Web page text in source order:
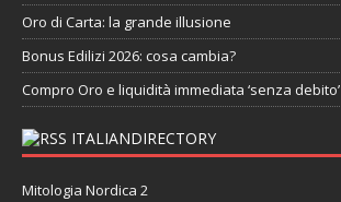
Oro di Carta: la grande illusione
Bonus Edilizi 2026: cosa cambia?
Compro Oro e liquidità immediata ‘senza debito’
ITALIANDIRECTORY
Mitologia Nordica 2